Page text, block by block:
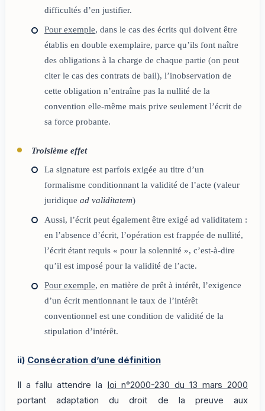
difficultés d’en justifier.
Pour exemple, dans le cas des écrits qui doivent être
établis en double exemplaire, parce qu’ils font naître
des obligations à la charge de chaque partie (on peut
citer le cas des contrats de bail), l’inobservation de
cette obligation n’entraîne pas la nullité de la
convention elle-même mais prive seulement l’écrit de
sa force probante.
Troisième effet
La signature est parfois exigée au titre d’un
formalisme conditionnant la validité de l’acte (valeur
juridiquead validitatem)
Aussi, l’écrit peut également être exigé ad validitatem :
en l’absence d’écrit, l’opération est frappée de nullité,
l’écrit étant requis « pour la solennité », c’est-à-dire
qu’il est imposé pour la validité de l’acte.
Pour exemple, en matière de prêt à intérêt, l’exigence
d’un écrit mentionnant le taux de l’intérêt
conventionnel est une condition de validité de la
stipulation d’intérêt.
ii) Consécration d’une définition
Il a fallu attendre la loi n°2000-230 du 13 mars 2000
portant adaptation du droit de la preuve aux